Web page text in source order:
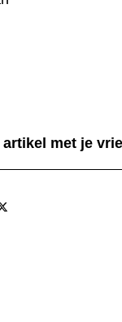
artikel met je